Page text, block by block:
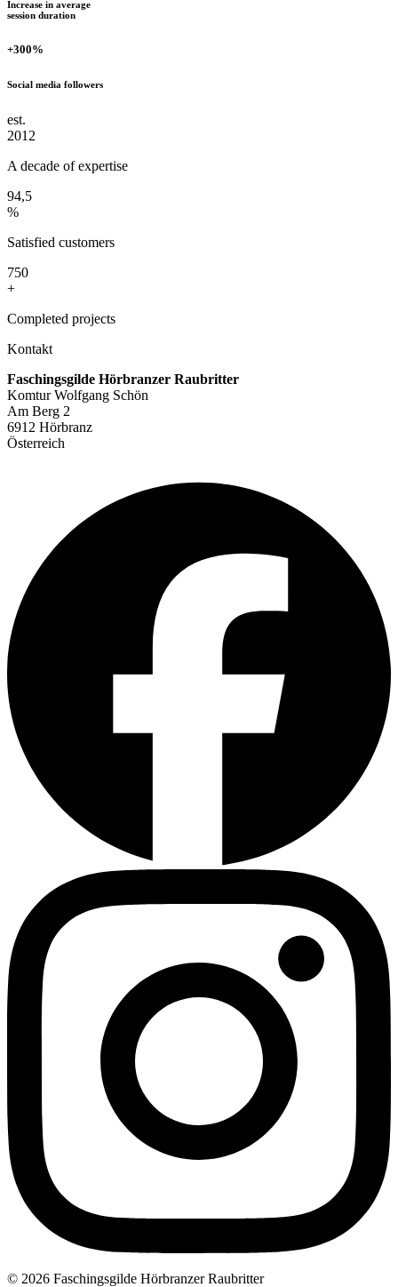
Increase in average
session duration
+300%
Social media followers
est.
2012
A decade of expertise
94,5
%
Satisfied customers
750
+
Completed projects
Kontakt
Faschingsgilde Hörbranzer Raubritter
Komtur Wolfgang Schön
Am Berg 2
6912 Hörbranz
Österreich
© 2026 Faschingsgilde Hörbranzer Raubritter